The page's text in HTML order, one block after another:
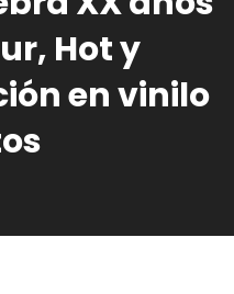
Hot y
en vinilo